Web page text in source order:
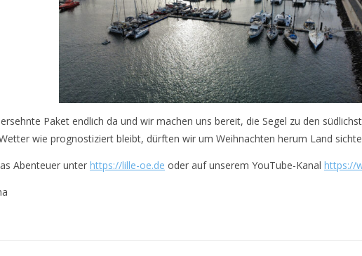
Paket endlich da und wir machen uns bereit, die Segel zu den
wie prognostiziert bleibt, dürften wir um Weihnachten herum Land
Abenteuer unter https://lille-oe.de oder auf unserem YouTube-Kanal https://